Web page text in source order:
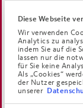
Diese Webseite
Wir verwenden
Analytics zu
indem Sie auf die
lassen nur die
für Sie keine
Als „Cookies“
der Nutzer
unserer
Sandra Gaßka
Telefon:0228
E-Mail:itzel-
Das